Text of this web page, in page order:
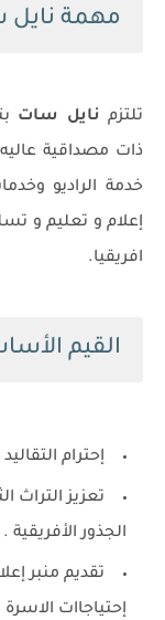
مهمة
تلتزم نايل سات
ذات مصداقية
خدمة الراديو
إعلام و تعليم و
افريقيا.
القيم
إحترام
تعزيز التراث
الجذور الأفريقية .
تقديم منبر
إحتياجاات الاسرة